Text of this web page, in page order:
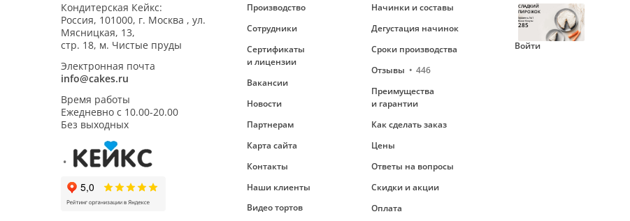
Кондитерская Кейкс:
Россия, 101000, г. Москва , ул.
Мясницкая, 13,
стр. 18, м. Чистые пруды
Электронная почта
info@cakes.ru
Время работы
Ежедневно с 10.00-20.00
Без выходных
Производство
Сотрудники
Сертификаты
и лицензии
Вакансии
Новости
Партнерам
Карта сайта
Контакты
Наши клиенты
Видео тортов
Начинки и составы
Дегустация начинок
Сроки производства
Отзывы
446
Преимущества
и гарантии
Как сделать заказ
Цены
Ответы на вопросы
Скидки и акции
Оплата
СЛАДКИЙ
ПИРОЖОК
Уровень №1
Ваши бонусы
285
Войти